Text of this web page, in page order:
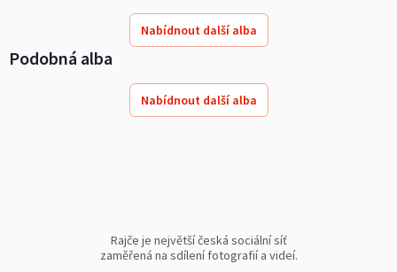
Nabídnout další alba
Podobná alba
Nabídnout další alba
Rajče je největší česká sociální síť
zaměřená na sdílení fotografií a videí.